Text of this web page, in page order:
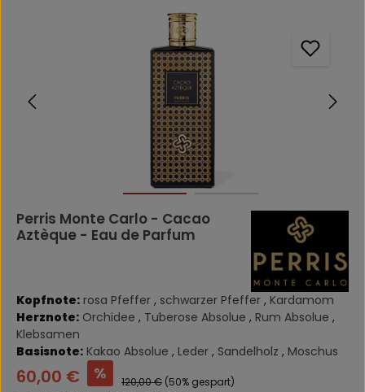
Perris Monte Carlo - Cacao
Aztèque - Eau de Parfum
Kopfnote: rosa Pfeffer , schwarzer Pfeffer , Kardamom
Herznote: Orchidee , Tuberose Absolue , Rum Absolue ,
Klebsamen
Basisnote: Kakao Absolue , Leder , Sandelholz , Moschus
Verkaufspreis:
60,00 € % Regulärer Preis:
120,00 € (50% gespart)